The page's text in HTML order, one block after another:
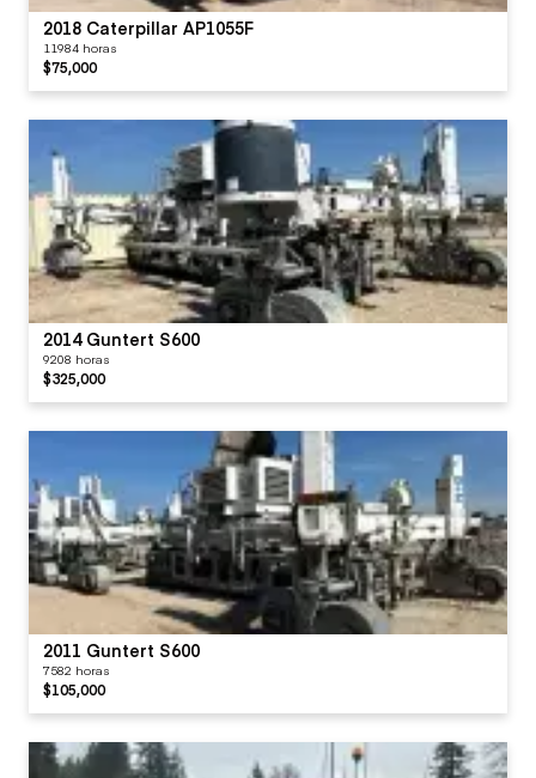
2018 Caterpillar AP1055F
11984 horas
$75,000
2014 Guntert S600
9208 horas
$325,000
2011 Guntert S600
7582 horas
$105,000